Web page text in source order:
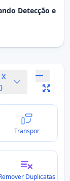
Detecção e
x
Transpor
Duplicatas